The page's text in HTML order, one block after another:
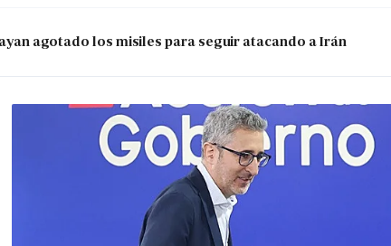
agotado los misiles para seguir atacando a Irán